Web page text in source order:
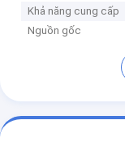
Khả năng cung cấp
Nguồn gốc